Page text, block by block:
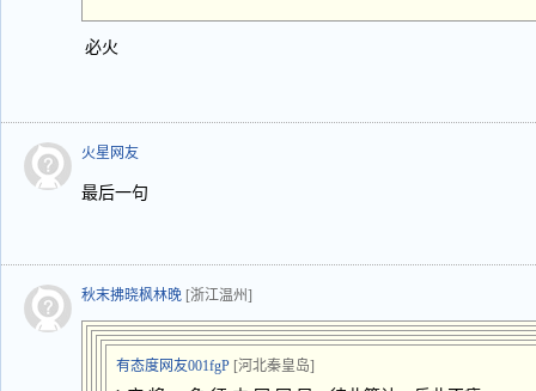
必火
火星网友
最后一句
秋末拂晓枫林晚 [浙江温州]
有态度网友001fgP [河北秦皇岛]